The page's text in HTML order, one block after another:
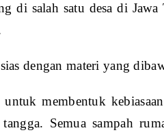
di salah satu desa di
dengan materi yang
membentuk
Semua sampah